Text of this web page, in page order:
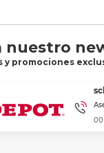
nuestro
y promociones
00